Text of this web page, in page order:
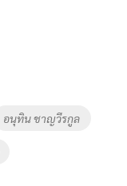
อนุทิน ชาญวีรกูล